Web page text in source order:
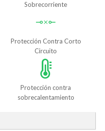
Sobrecorriente
Protección Contra Corto
Circuito
Protección contra
sobrecalentamiento